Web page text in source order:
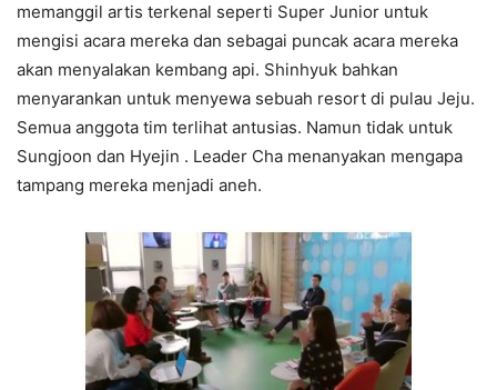
memanggil artis terkenal seperti Super Junior untuk
mengisi acara mereka dan sebagai puncak acara mereka
akan menyalakan kembang api. Shinhyuk bahkan
menyarankan untuk menyewa sebuah resort di pulau Jeju.
Semua anggota tim terlihat antusias. Namun tidak untuk
Sungjoon dan Hyejin . Leader Cha menanyakan mengapa
tampang mereka menjadi aneh.